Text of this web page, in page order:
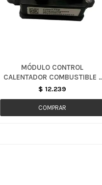
MÓDULO CONTROL
CALENTADOR COMBUSTIBLE -
ONIX / MONTANA / TRACKER
$ 12.239